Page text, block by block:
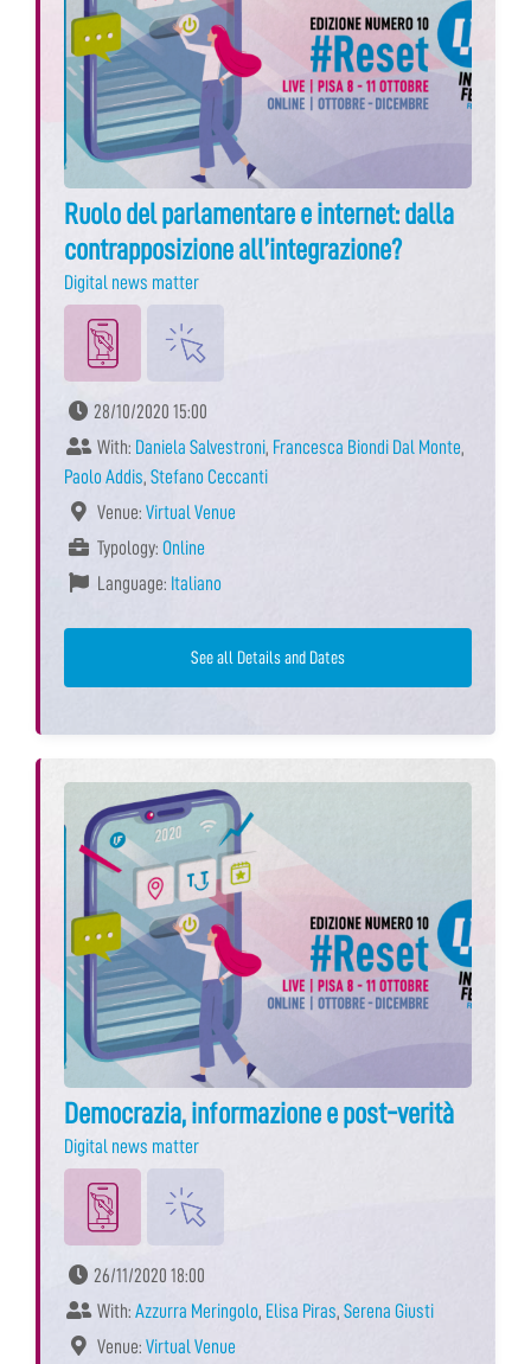
Ruolo del parlamentare e internet: dalla
contrapposizione all’integrazione?
Digital news matter
28/10/2020 15:00
With: Daniela Salvestroni, Francesca Biondi Dal Monte,
Paolo Addis, Stefano Ceccanti
Venue: Virtual Venue
Typology: Online
Language: Italiano
See all Details and Dates
Democrazia, informazione e post-verità
Digital news matter
26/11/2020 18:00
With: Azzurra Meringolo, Elisa Piras, Serena Giusti
Venue: Virtual Venue